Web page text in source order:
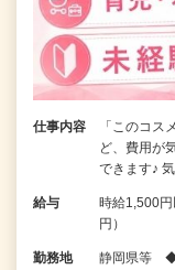
仕事内容
「このコス
ど、費用が
できます♪
給与
時給1,500
円）
勤務地
静岡県等 ◆